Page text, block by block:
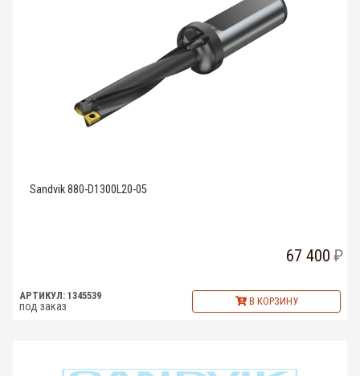
Sandvik 880-D1300L20-05
67 400
АРТИКУЛ: 1345539
под заказ В КОРЗИНУ